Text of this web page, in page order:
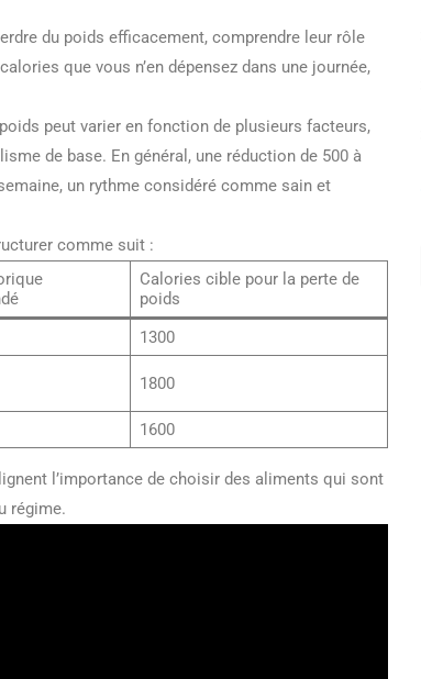
du poids efficacement, comprendre leur rôle
que vous n’en dépensez dans une journée,
peut varier en fonction de plusieurs facteurs,
de base. En général, une réduction de 500 à
un rythme considéré comme sain et
comme suit :
Calories cible pour la perte de
poids
1300
1800
1600
l’importance de choisir des aliments qui sont
régime.